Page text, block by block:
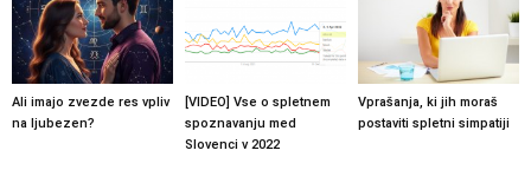
Ali imajo zvezde res vpliv
na ljubezen?
[VIDEO] Vse o spletnem
spoznavanju med
Slovenci v 2022
Vprašanja, ki jih moraš
postaviti spletni simpatiji